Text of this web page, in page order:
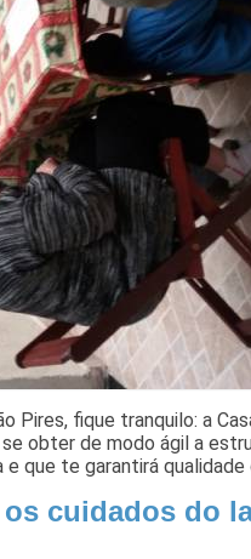
Pires, fique tranquilo: a
obter de modo ágil a
que te garantirá qualidade
cuidados do